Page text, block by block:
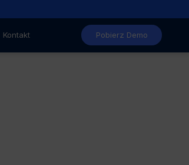
Kontakt Pobierz Demo